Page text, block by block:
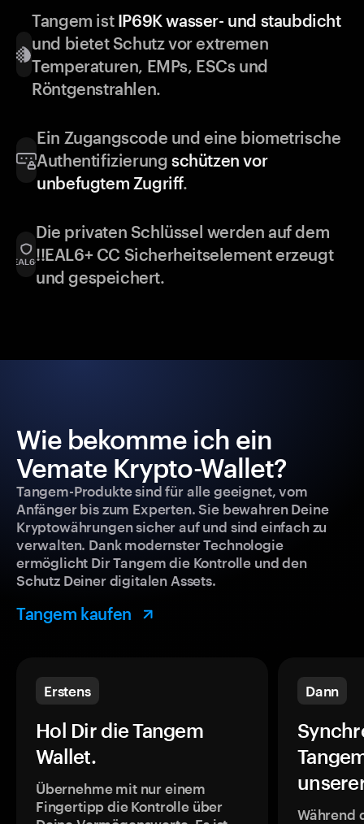
Tangem ist IP69K wasser- und staubdicht
und bietet Schutz vor extremen
Temperaturen, EMPs, ESCs und
Röntgenstrahlen.
Ein Zugangscode und eine biometrische
Authentifizierung schützen vor
unbefugtem Zugriff.
Die privaten Schlüssel werden auf dem
!!EAL6+ CC Sicherheitselement erzeugt
und gespeichert.
Wie bekomme ich ein
Vemate Krypto-Wallet?
Tangem-Produkte sind für alle geeignet, vom
Anfänger bis zum Experten. Sie bewahren Deine
Kryptowährungen sicher auf und sind einfach zu
verwalten. Dank modernster Technologie
ermöglicht Dir Tangem die Kontrolle und den
Schutz Deiner digitalen Assets.
Tangem kaufen
Erstens
Hol Dir die Tangem
Wallet.
Übernehme mit nur einem
Fingertipp die Kontrolle über
Dann
Während